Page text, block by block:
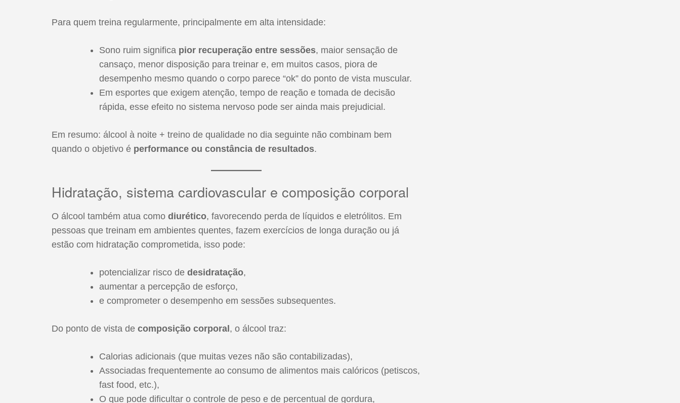
Para quem treina regularmente, principalmente em alta intensidade:
Sono ruim significa pior recuperação entre sessões, maior sensação de
cansaço, menor disposição para treinar e, em muitos casos, piora de
desempenho mesmo quando o corpo parece “ok” do ponto de vista muscular.
Em esportes que exigem atenção, tempo de reação e tomada de decisão
rápida, esse efeito no sistema nervoso pode ser ainda mais prejudicial.
Em resumo: álcool à noite + treino de qualidade no dia seguinte não combinam bem
quando o objetivo é performance ou constância de resultados.
Hidratação, sistema cardiovascular e composição corporal
O álcool também atua como diurético, favorecendo perda de líquidos e eletrólitos. Em
pessoas que treinam em ambientes quentes, fazem exercícios de longa duração ou já
estão com hidratação comprometida, isso pode:
potencializar risco de desidratação,
aumentar a percepção de esforço,
e comprometer o desempenho em sessões subsequentes.
Do ponto de vista de composição corporal , o álcool traz:
Calorias adicionais (que muitas vezes não são contabilizadas),
Associadas frequentemente ao consumo de alimentos mais calóricos (petiscos,
fast food, etc.),
O que pode dificultar o controle de peso e de percentual de gordura,